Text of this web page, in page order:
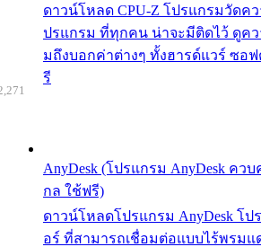
ดาวน์โหลด CPU-Z โปรแกรมวัดคว
ปรแกรม ที่ทุกคน น่าจะมีติดไว้ ดูคว
มถึงบอกค่าต่างๆ ทั้งฮารด์แวร์ ซอฟ
รี
AnyDesk (โปรแกรม AnyDesk คว
กล ใช้ฟรี)
ดาวน์โหลดโปรแกรม AnyDesk โ
อร์ ที่สามารถเชื่อมต่อแบบไร้พรมแ